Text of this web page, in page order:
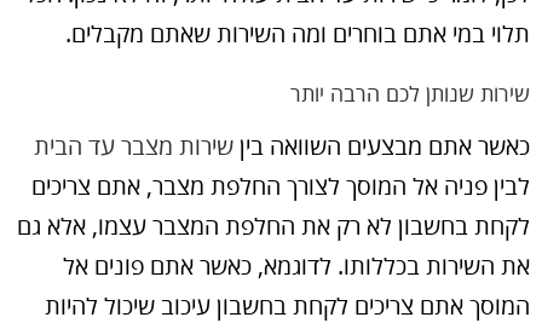
תלוי במי אתם בוחרים ומה השירות שאתם מקבלים.
שירות שנותן לכם הרבה יותר
כאשר אתם מבצעים השוואה בין שירות מצבר עד הבית
לבין פניה אל המוסך לצורך החלפת מצבר, אתם צריכים
לקחת בחשבון לא רק את החלפת המצבר עצמו, אלא גם
את השירות בכללותו. לדוגמא, כאשר אתם פונים אל
המוסך אתם צריכים לקחת בחשבון עיכוב שיכול להיות